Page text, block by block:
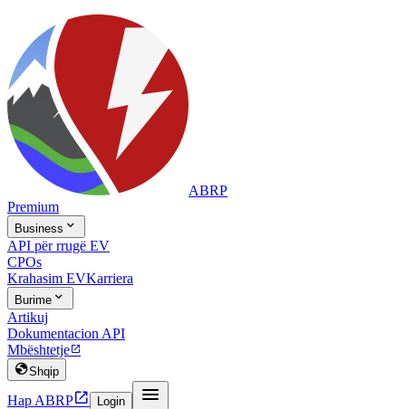
ABRP
Premium
Business 
API për rrugë EV
CPOs
Krahasim EVKarriera
Burime 
Artikuj
Dokumentacion API
Mbështetje
Shqip
Hap ABRP Login 